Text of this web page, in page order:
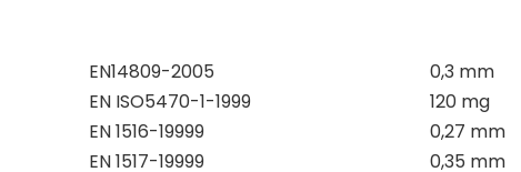
EN14809-2005
0,3 mm
EN ISO5470-1-1999
120 mg
EN 1516-19999
0,27 mm
EN 1517-19999
0,35 mm